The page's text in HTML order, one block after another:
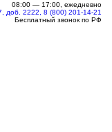
08:00 — 17:00, ежедневно
доб. 2222, 8 (800) 201-14-21
Бесплатный звонок по РФ